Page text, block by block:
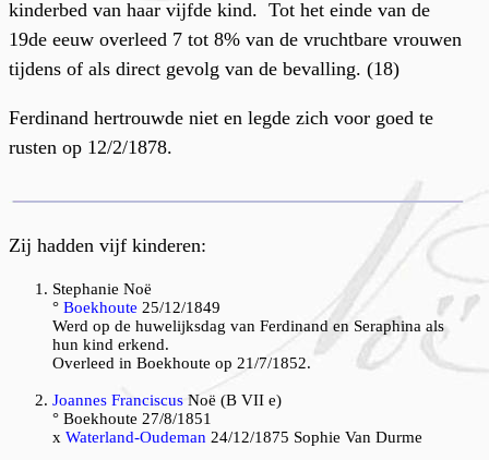
kinderbed van haar vijfde kind. Tot het einde van de
19de eeuw overleed 7 tot 8% van de vruchtbare vrouwen
tijdens of als direct gevolg van de bevalling. (18)
Ferdinand hertrouwde niet en legde zich voor goed te
rusten op 12/2/1878.
Zij hadden vijf kinderen:
Stephanie Noë
° Boekhoute 25/12/1849
Werd op de huwelijksdag van Ferdinand en Seraphina als
hun kind erkend.
Overleed in Boekhoute op 21/7/1852.
Joannes Franciscus Noë (B VII e)
° Boekhoute 27/8/1851
x Waterland-Oudeman 24/12/1875 Sophie Van Durme